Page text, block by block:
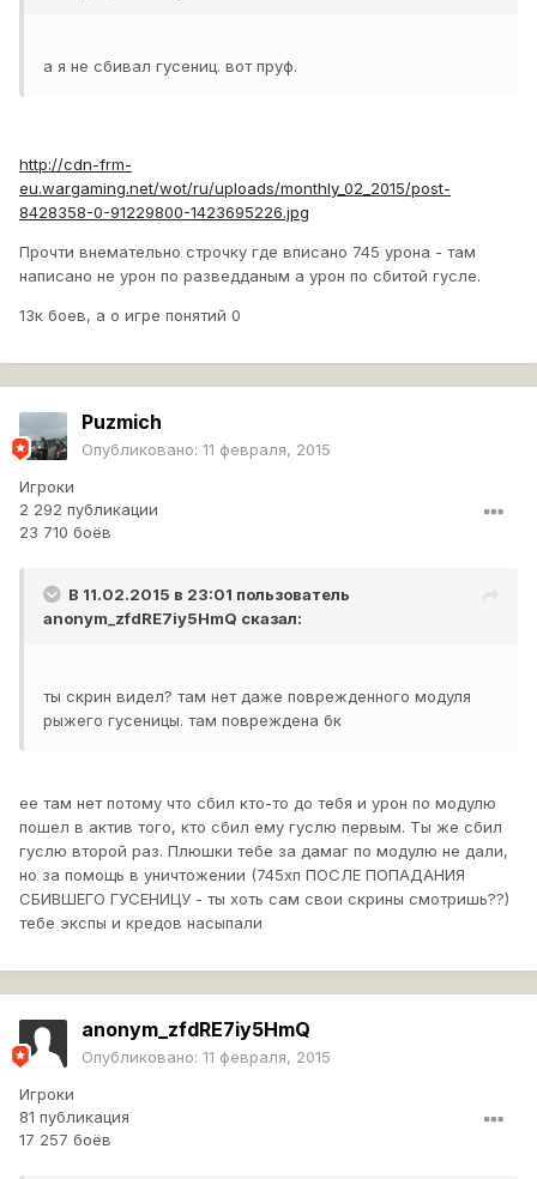
а я не сбивал гусениц. вот пруф.
http://cdn-frm-
eu.wargaming.net/wot/ru/uploads/monthly_02_2015/post-
8428358-0-91229800-1423695226.jpg
Прочти внемательно строчку где вписано 745 урона - там
написано не урон по разведданым а урон по сбитой гусле.
13к боев, а о игре понятий 0
Puzmich
Опубликовано: 11 февраля, 2015
Игроки
2 292 публикации
23 710 боёв
В 11.02.2015 в 23:01 пользователь
anonym_zfdRE7iy5HmQ сказал:
ты скрин видел? там нет даже поврежденного модуля
рыжего гусеницы. там повреждена бк
ее там нет потому что сбил кто-то до тебя и урон по модулю
пошел в актив того, кто сбил ему гуслю первым. Ты же сбил
гуслю второй раз. Плюшки тебе за дамаг по модулю не дали,
но за помощь в уничтожении (745хп ПОСЛЕ ПОПАДАНИЯ
СБИВШЕГО ГУСЕНИЦУ - ты хоть сам свои скрины смотришь??)
тебе экспы и кредов насыпали
anonym_zfdRE7iy5HmQ
Опубликовано: 11 февраля, 2015
Игроки
81 публикация
17 257 боёв